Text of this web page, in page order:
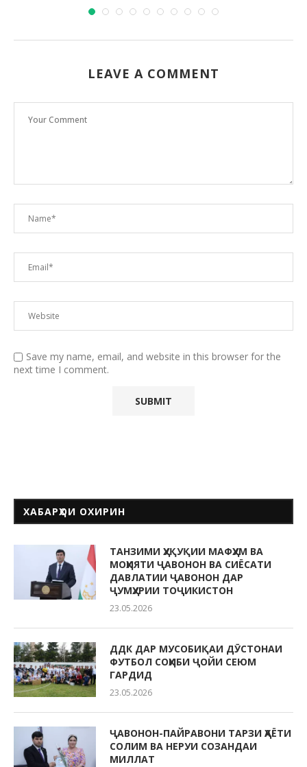
LEAVE A COMMENT
Save my name, email, and website in this browser for the
next time I comment.
ХАБАРҲОИ ОХИРИН
ТАНЗИМИ ҲУҚУҚИИ МАФҲУМ ВА
МОҲИЯТИ ҶАВОНОН ВА СИЁСАТИ
ДАВЛАТИИ ҶАВОНОН ДАР
ҶУМҲУРИИ ТОҶИКИСТОН
23.05.2026
ДДК ДАР МУСОБИҚАИ ДӮСТОНАИ
ФУТБОЛ СОҲИБИ ҶОЙИ СЕЮМ
ГАРДИД
23.05.2026
ҶАВОНОН-ПАЙРАВОНИ ТАРЗИ ҲАЁТИ
СОЛИМ ВА НЕРУИ СОЗАНДАИ
МИЛЛАТ